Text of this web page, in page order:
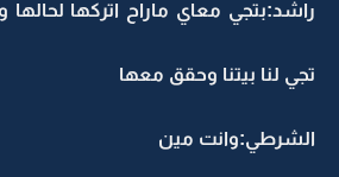
راشد:بتجي معاي ماراح اتركها لحالها
تجي لنا بيتنا وحقق معها
الشرطي:وانت مين